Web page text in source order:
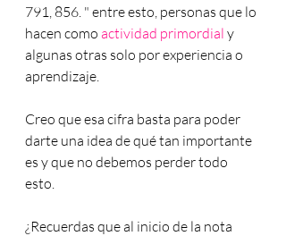
791, 856. " entre esto, personas que lo
hacen como actividad primordial y
algunas otras solo por experiencia o
aprendizaje.
Creo que esa cifra basta para poder
darte una idea de qué tan importante
es y que no debemos perder todo
esto.
¿Recuerdas que al inicio de la nota